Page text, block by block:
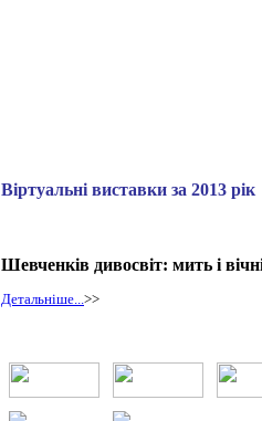
Віртуальні виставки за 2013 рік
Шевченків дивосвіт: мить і
Детальніше...>>